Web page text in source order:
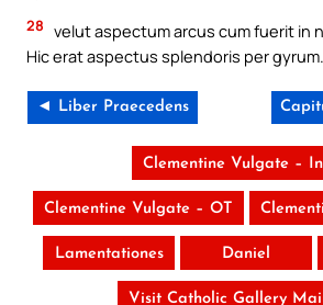
28 velut aspectum arcus cum fuerit in
Hic erat aspectus splendoris per gyrum.
◄ Liber Praecedens
Clementine Vulgate –
Clementine Vulgate – OT
Lamentationes Daniel
Visit Catholic Gallery